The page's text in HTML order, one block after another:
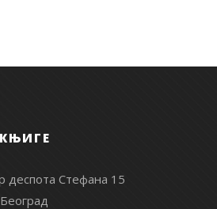
деспота Стефана 15